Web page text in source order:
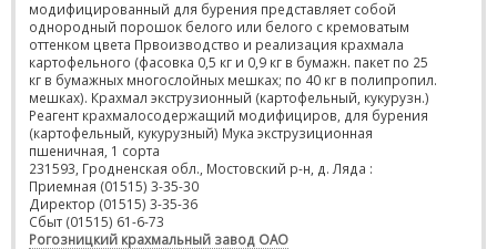
модифицированный для бурения представляет собой
однородный порошок белого или белого с кремоватым
оттенком цвета Првоизводство и реализация крахмала
картофельного (фасовка 0,5 кг и 0,9 кг в бумажн. пакет по 25
кг в бумажных многослойных мешках; по 40 кг в полипропил.
мешках). Крахмал экструзионный (картофельный, кукурузн.)
Реагент крахмалосодержащий модифициров, для бурения
(картофельный, кукурузный) Мука экструзиционная
пшеничная, 1 сорта
231593, Гродненская обл., Мостовский р-н, д. Ляда :
Приемная (01515) 3-35-30
Директор (01515) 3-35-36
Сбыт (01515) 61-6-73
Рогозницкий крахмальный завод ОАО